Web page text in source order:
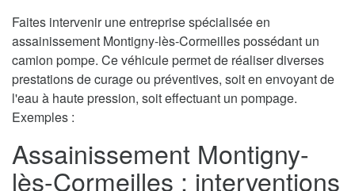
Faites intervenir une entreprise spécialisée en
assainissement Montigny-lès-Cormeilles possédant un
camion pompe. Ce véhicule permet de réaliser diverses
prestations de curage ou préventives, soit en envoyant de
l'eau à haute pression, soit effectuant un pompage.
Exemples :
Assainissement Montigny-
lès-Cormeilles : interventions